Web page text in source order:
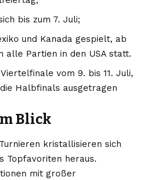
bis zum 7. Juli;
und Kanada gespielt, ab
alle Partien in den USA statt.
vom 9. bis 11. Juli,
Halbfinals ausgetragen
Blick
kristallisieren sich
Topfavoriten heraus.
mit großer